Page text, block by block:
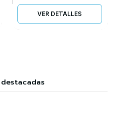
VER DETALLES
destacadas